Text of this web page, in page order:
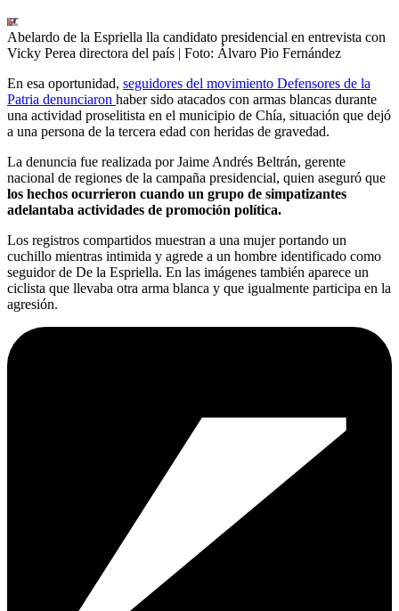
Abelardo de la Espriella lla candidato presidencial en entrevista con
Vicky Perea directora del país | Foto: Álvaro Pio Fernández
En esa oportunidad, seguidores del movimiento Defensores de la
Patria denunciaron haber sido atacados con armas blancas durante
una actividad proselitista en el municipio de Chía, situación que dejó
a una persona de la tercera edad con heridas de gravedad.
La denuncia fue realizada por Jaime Andrés Beltrán, gerente
nacional de regiones de la campaña presidencial, quien aseguró que
los hechos ocurrieron cuando un grupo de simpatizantes
adelantaba actividades de promoción política.
Los registros compartidos muestran a una mujer portando un
cuchillo mientras intimida y agrede a un hombre identificado como
seguidor de De la Espriella. En las imágenes también aparece un
ciclista que llevaba otra arma blanca y que igualmente participa en la
agresión.